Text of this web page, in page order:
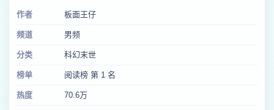
作者 板面王仔
频道 男频
分类 科幻末世
榜单 阅读榜 第 1 名
热度 70.6万